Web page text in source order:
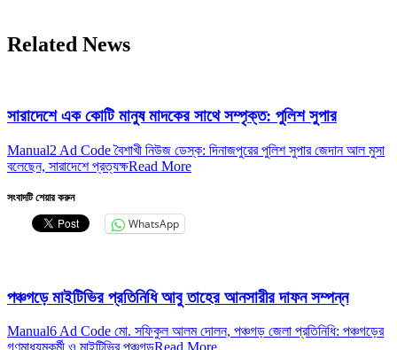
Related News
সারাদেশে এক কোটি মানুষ মাদকের সাথে সম্পৃক্ত: পুলিশ সুপার
Manual2 Ad Code বৈশাখী নিউজ ডেস্ক: দিনাজপুরের পুলিশ সুপার জেদান আল মুসা
বলেছেন, সারাদেশে প্রত্যক্ষRead More
সংবাদটি শেয়ার করুন
WhatsApp
পঞ্চগড়ে মাইটিভির প্রতিনিধি আবু তাহের আনসারীর দাফন সম্পন্ন
Manual6 Ad Code মো. সফিকুল আলম দোলন, পঞ্চগড় জেলা প্রতিনিধি: পঞ্চগড়ের